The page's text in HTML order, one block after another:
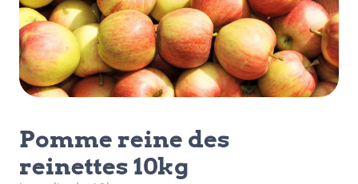
pomme reine des
reinettes 10kg